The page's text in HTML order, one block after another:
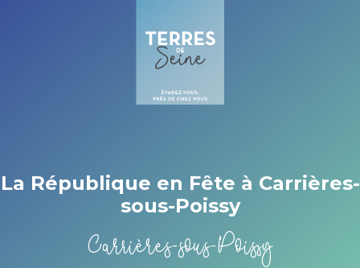
La République en Fête à Carrières-
sous-Poissy
Carrières-sous-Poissy